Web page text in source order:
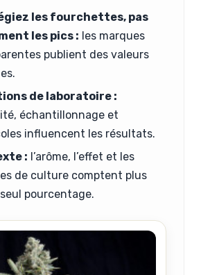
les fourchettes, pas
les pics : les marques
publient des valeurs
de laboratoire :
échantillonnage et
influencent les résultats.
: l’arôme, l’effet et les
de culture comptent plus
pourcentage.